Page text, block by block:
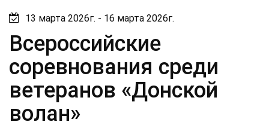
13 марта 2026г. - 16 марта 2026г.
Всероссийские
соревнования среди
ветеранов «Донской
волан»